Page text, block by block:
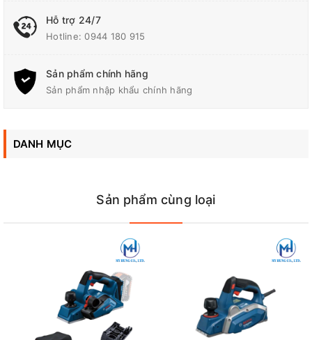
06015960K0 là cỗ máy công cụ cầm tay quan trọng không thể
thiếu trong bộ sưu tập dụng cụ của các thợ mộc chuyên nghiệp
và thợ bán chuyên ngành mộc.
-Thiết bị được nghiên cứu và thiết kế đặc biệt nhằm phục vụ
các xưởng mộc, xưởng chế biến đồ gỗ mỹ nghệ và đơn vị thi
công hoàn thiện nội thất trong công tác làm phẳng nhẵn bề mặt
bảo bề mặt thành phẩm đạt độ phẳng mịn, chính xác cao nhất.
Hỗ trợ 24/7
Hotline:0944 180 915
Sản phẩm chính hãng
Sản phẩm nhập khẩu chính hãng
DANH MỤC
Sản phẩm cùng loại